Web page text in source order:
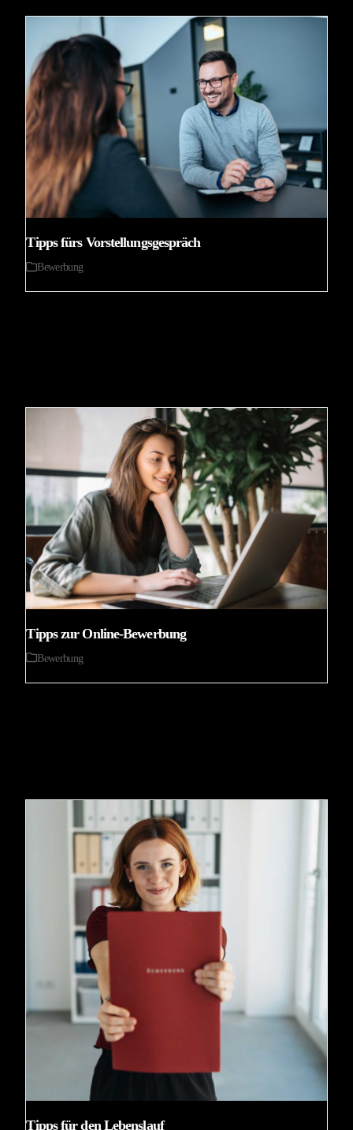
Tipps fürs Vorstellungsgespräch
Bewerbung
Tipps zur Online-Bewerbung
Bewerbung
Tipps für den Lebenslauf